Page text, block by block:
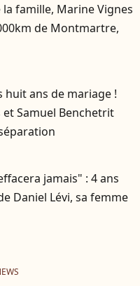
famille, Marine Vignes
de Montmartre,
huit ans de mariage !
et Samuel Benchetrit
jamais" : 4 ans
Daniel Lévi, sa femme